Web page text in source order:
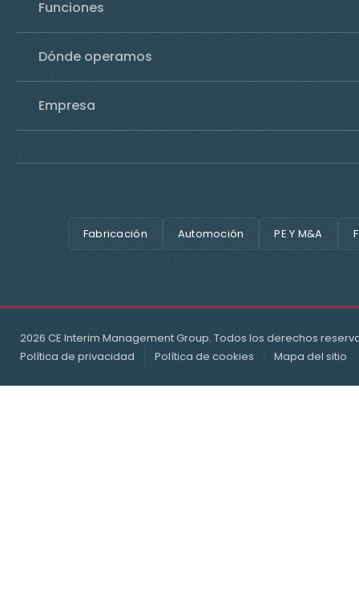
Funciones
Dónde operamos
Empresa
Fabricación Automoción PE Y M&A
2026 CE Interim Management Group. Todos los derechos
Política de privacidad
Política de cookies Mapa del sitio